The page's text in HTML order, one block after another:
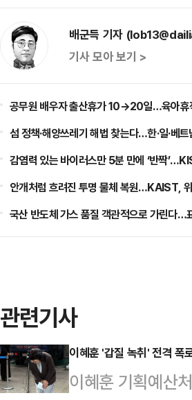
배군득 기자
기사 모아 보기 >
공무원 배우자 출산휴가 10→20일…육아휴
섬 정책·해양쓰레기 해법 찾는다…한·일·베
감염력 있는 바이러스만 5분 만에 ‘반짝
안개처럼 흐려진 투명 물체 복원…KAIST,
국산 반도체 가스 품질 객관적으로 가린다…
관련기사
이혜훈 '갑질 녹취' 전격
이혜훈 기획예산